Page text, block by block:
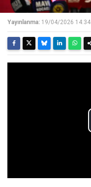
Yayınlanma: 19/04/2026 14:34